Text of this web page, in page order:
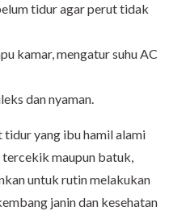
tidur agar perut tidak
kamar, mengatur suhu AC
dan nyaman.
yang ibu hamil alami
tercekik maupun batuk,
untuk rutin melakukan
janin dan kesehatan